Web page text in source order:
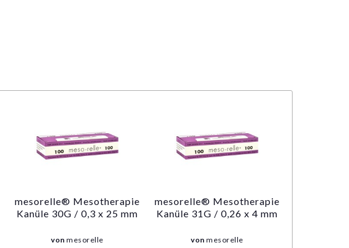
mesorelle® Mesotherapie
Kanüle 30G / 0,3 x 25 mm
vonmesorelle
mesorelle® Mesotherapie
Kanüle 31G / 0,26 x 4 mm
vonmesorelle